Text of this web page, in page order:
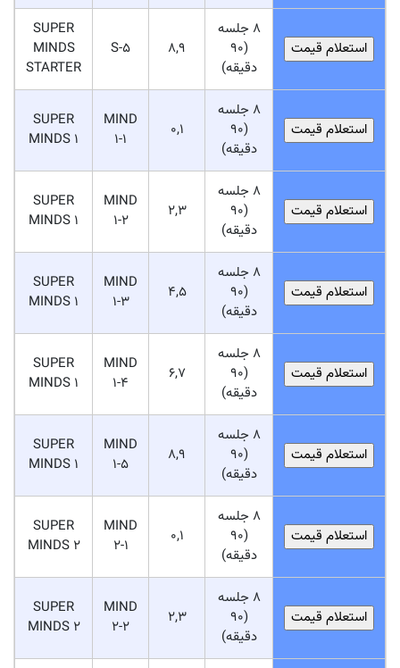
8 جلسه
(90
دقیقه)
8,9
S-5
SUPER
MINDS
STARTER
8 جلسه
(90
دقیقه)
0,1
MIND
1-1
SUPER
MINDS 1
8 جلسه
(90
دقیقه)
2,3
MIND
1-2
SUPER
MINDS 1
8 جلسه
(90
دقیقه)
4,5
MIND
1-3
SUPER
MINDS 1
8 جلسه
(90
دقیقه)
6,7
MIND
1-4
SUPER
MINDS 1
8 جلسه
(90
دقیقه)
8,9
MIND
1-5
SUPER
MINDS 1
8 جلسه
(90
دقیقه)
0,1
MIND
2-1
SUPER
MINDS 2
8 جلسه
(90
دقیقه)
2,3
MIND
2-2
SUPER
MINDS 2